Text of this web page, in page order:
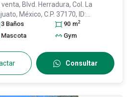
Blvd. Herradura, Col. La
, México, C.P. 37170, ID:
3 Baños 90 m2
Mascota Gym
Consultar